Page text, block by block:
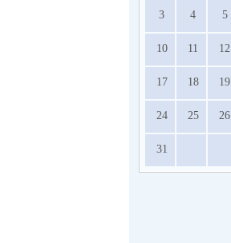
3 4 5
10 11 12
17 18 19
24 25 26
31